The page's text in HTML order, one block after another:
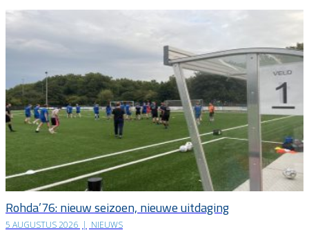
Rohda’76: nieuw seizoen, nieuwe uitdaging
5 AUGUSTUS 2026 | NIEUWS